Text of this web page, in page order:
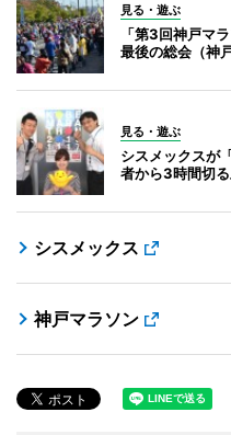
見る・遊ぶ
「第3回神戸マ
最後の総会（神
見る・遊ぶ
シスメックスが
者から3時間切る
シスメックス
神戸マラソン